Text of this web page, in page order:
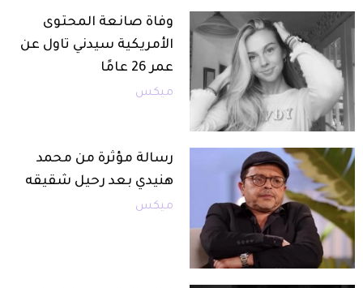
وفاة صانعة المحتوى
الأمريكية سيدني تاول عن
عمر 26 عامًا
ميكس
رسالة مؤثرة من محمد
هنيدي بعد رحيل شقيقه
ميكس